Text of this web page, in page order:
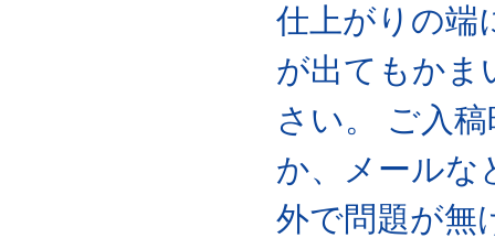
仕上がりの端
が出てもかま
さい。 ご入
か、メールな
外で問題が無